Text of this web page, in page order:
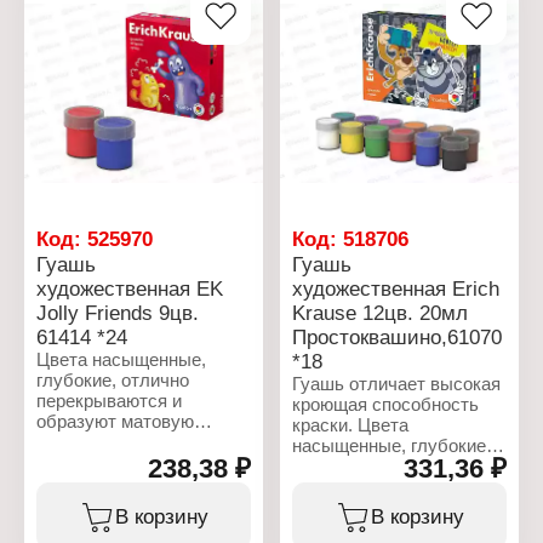
легко набирается на
Характеристики:
Бренд: Erich Krause
Артикул: 61417
Серия: "Jolly Friends"
Тип товара: Гуашь
Цвет: 24 цвета
Объем баночки: 20 мл
легко набирается на
Характеристики:
Бренд: Erich Krause
Артикул: 61413
Серия: "Jolly Friends"
Тип товара: Гуашь
Цвет: 6 цветов
Объем баночки: 20 мл
Код: 525970
Гуашь
художественная EK
Jolly Friends 9цв.
61414 *24
Цвета насыщенные,
глубокие, отлично
перекрываются и
образуют матовую
поверхность по мере
высыхания краски. При
этом сохраняется
яркость и насыщенность
238,38 ₽
В корзину
Код:518706
Гуашь
художественная Erich
Krause 12цв. 20мл
Простоквашино,61070
*18
Гуашь отличает высокая
кроющая способность
краски. Цвета
насыщенные, глубокие,
отлично перекрываются
и образуют матовую
бархатистую
поверхность по мере
331,36 ₽
В корзину